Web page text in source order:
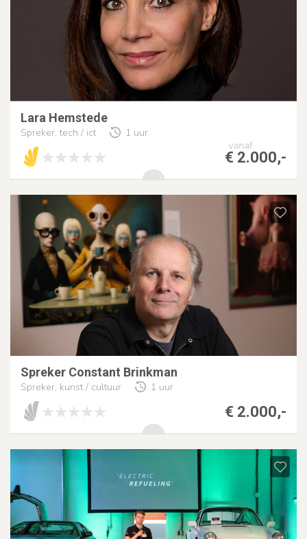
Lara Hemstede
Spreker, tech / ict
1 uur
vanaf
€ 2.000,-
Spreker Constant Brinkman
Spreker, kunst / cultuur 1 uur
€ 2.000,-